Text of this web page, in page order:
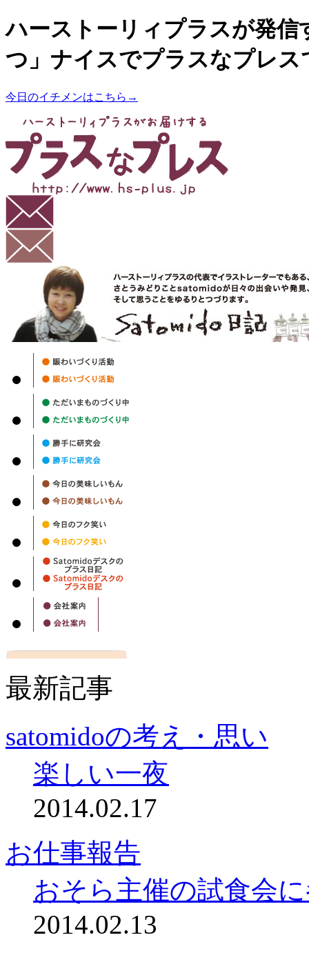
ハーストーリィプラスが発信
つ」ナイスでプラスなプレス
今日のイチメンはこちら→
最新記事
satomidoの考え・思い
楽しい一夜
2014.02.17
お仕事報告
おそら主催の試食会
2014.02.13